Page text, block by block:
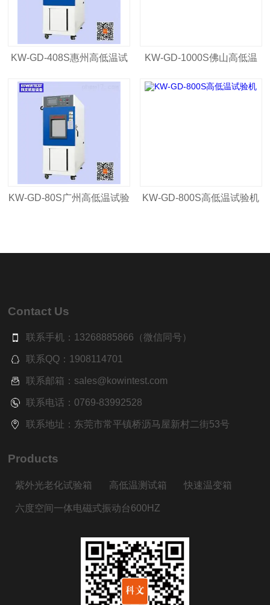
KW-GD-408S惠州高低温试
验机
KW-GD-1000S佛山高低温
试验机
KW-GD-80S广州高低温试验 KW-GD-800S高低温试验机
Contact Us
联系手机：13268885866（微信同号）
联系QQ：1908114701
联系邮箱：sales@kowintest.com
联系电话：0769-83992528
联系地址：东莞市常平镇桥沥马屋新村二街53号
Products
紫外光老化试验箱 高低温测试箱 快速温变箱
六度空间一体电磁式振动台600HZ